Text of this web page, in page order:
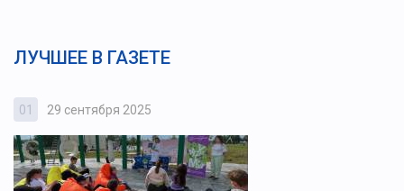
ЛУЧШЕЕ В ГАЗЕТЕ
01 29 сентября 2025